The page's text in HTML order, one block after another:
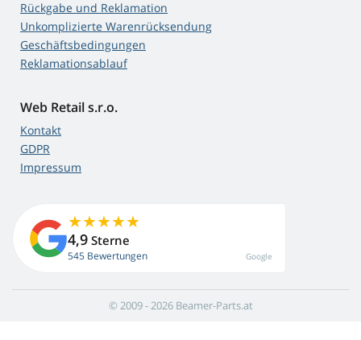
Rückgabe und Reklamation
Unkomplizierte Warenrücksendung
Geschäftsbedingungen
Reklamationsablauf
Web Retail s.r.o.
Kontakt
GDPR
Impressum
4,9 Sterne
545 Bewertungen Google
© 2009 - 2026 Beamer-Parts.at